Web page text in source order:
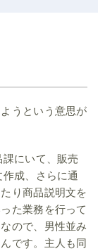
うという意思が
にいて、販売
成、さらに通
り商品説明文を
た業務を行って
ので、男性並み
です。主人も同